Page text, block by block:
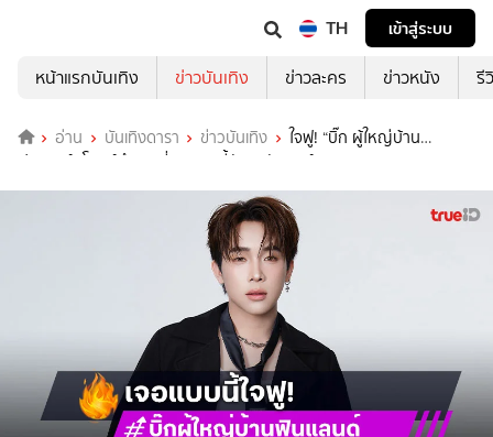
TH
เข้าสู่ระบบ
หน้าแรกบันเทิง
ข่าวบันเทิง ข่าวละคร ข่าวหนัง รี
อ่าน บันเทิงดารา ข่าวบันเทิง
ใจฟู! “บิ๊ก ผู้ใหญ่บ้าน
ฟินแลนด์” โพสต์ถึงเพจที่เคยแอนตี้หันมาซัพพอร์ต